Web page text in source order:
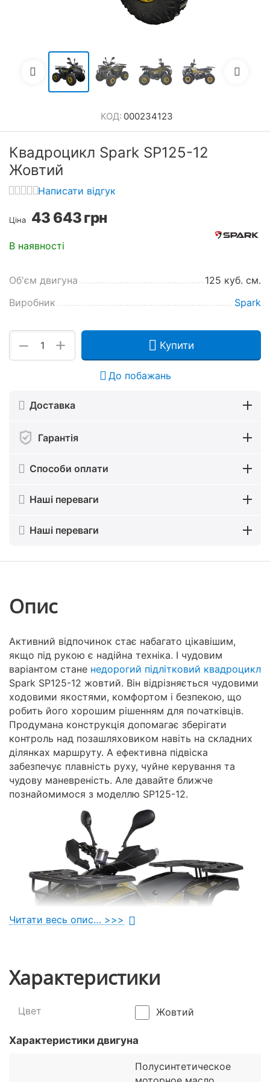
КОД: 000234123
Квадроцикл Spark SP125-12
Жовтий
Написати відгук
Ціна 43 643грн
В наявності
Об'єм двигуна
125 куб. см.
Виробник
Spark
+
− Купити
До побажань
Доставка
Гарантія
Способи оплати
Наші переваги
Наші переваги
Опис
Активний відпочинок стає набагато цікавішим,
якщо під рукою є надійна техніка. І чудовим
варіантом стане недорогий підлітковий квадроцикл
Spark SP125-12 жовтий. Він відрізняється чудовими
ходовими якостями, комфортом і безпекою, що
робить його хорошим рішенням для початківців.
Продумана конструкція допомагає зберігати
контроль над позашляховиком навіть на складних
ділянках маршруту. А ефективна підвіска
забезпечує плавність руху, чуйне керування та
чудову маневреність. Але давайте ближче
познайомимося з моделлю SP125-12.
Дизайн і комплектація моделі
Читати весь опис… >>>
Характеристики
Цвет Жовтий
Характеристики двигуна
Полусинтетическое